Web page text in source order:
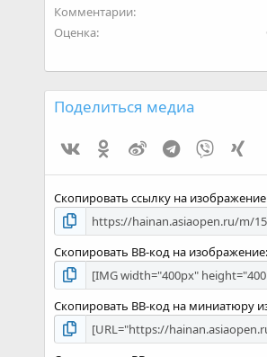
Комментарии
Оценка
Поделиться медиа
Vk
Ok Weibo Telegram
Viber
Скопировать ссылку на изображение
Скопировать BB-код на изображение
Скопировать BB-код на миниатюру